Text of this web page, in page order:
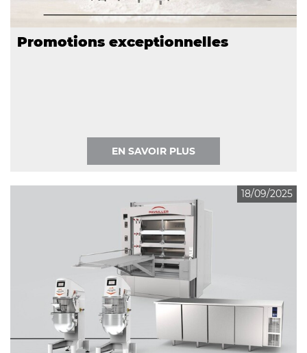
Promotions exceptionnelles
EN SAVOIR PLUS
18/09/2025